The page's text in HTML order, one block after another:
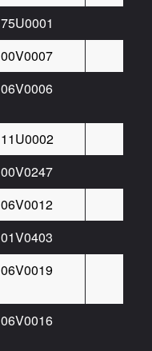
75U0001
00V0007
06V0006
11U0002
00V0247
06V0012
01V0403
06V0019
06V0016